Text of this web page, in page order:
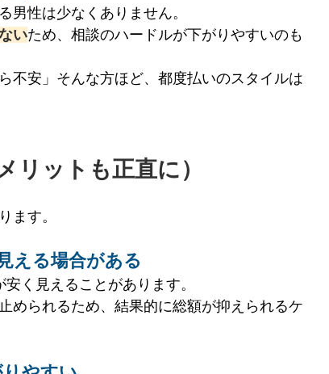
男性は少なくありません。
いため、相談のハードルが下がりやすいのも
不安」そんな方ほど、都度払いのスタイルは
リットも正直に）
ます。
える場合がある
く見えることがあります。
められるため、結果的に総額が抑えられるケ